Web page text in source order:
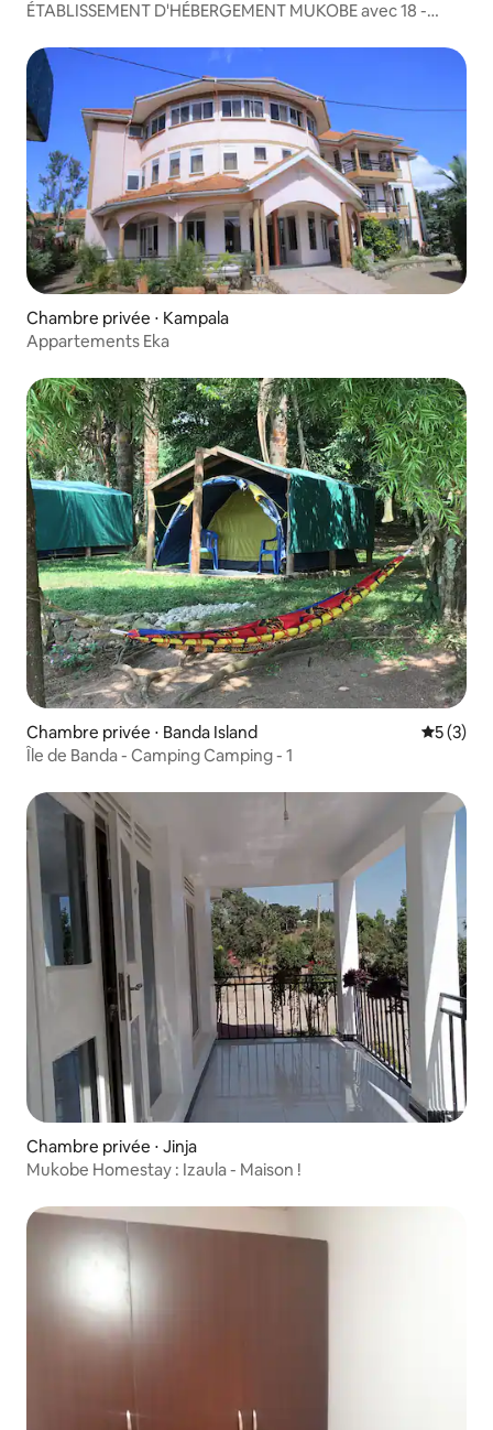
ÉTABLISSEMENT D'HÉBERGEMENT MUKOBE avec 18 -
Chambre privée ⋅ Kampala
Appartements Eka
Chambre privée ⋅ Banda Island
5 (3)
Île de Banda - Camping Camping - 1
Chambre privée ⋅ Jinja
Mukobe Homestay : Izaula - Maison !